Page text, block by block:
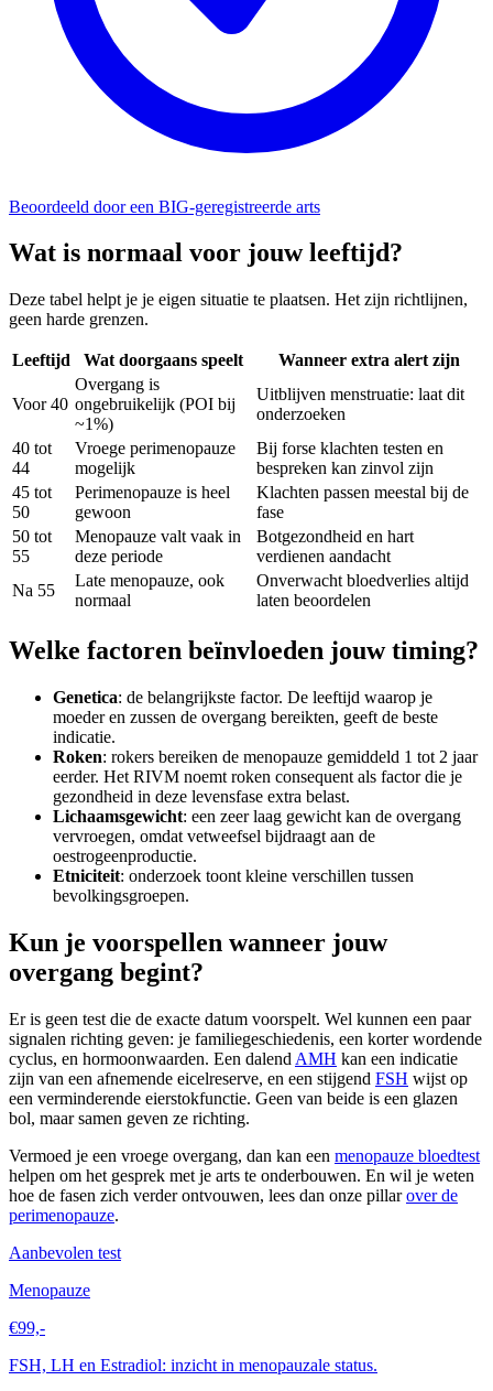
Beoordeeld door een BIG-geregistreerde arts
Wat is normaal voor jouw leeftijd?
Deze tabel helpt je je eigen situatie te plaatsen. Het zijn richtlijnen,
geen harde grenzen.
Leeftijd Wat doorgaans speelt Wanneer extra alert zijn
Voor 40
Overgang is
ongebruikelijk (POI bij
~1%)
Uitblijven menstruatie: laat dit
onderzoeken
40 tot
44
Vroege perimenopauze
mogelijk
Bij forse klachten testen en
bespreken kan zinvol zijn
45 tot
50
Perimenopauze is heel
gewoon
Klachten passen meestal bij de
fase
50 tot
55
Menopauze valt vaak in
deze periode
Botgezondheid en hart
verdienen aandacht
Na 55
Late menopauze, ook
normaal
Onverwacht bloedverlies altijd
laten beoordelen
Welke factoren beïnvloeden jouw timing?
Genetica: de belangrijkste factor. De leeftijd waarop je
moeder en zussen de overgang bereikten, geeft de beste
indicatie.
Roken: rokers bereiken de menopauze gemiddeld 1 tot 2 jaar
eerder. Het RIVM noemt roken consequent als factor die je
gezondheid in deze levensfase extra belast.
Lichaamsgewicht: een zeer laag gewicht kan de overgang
vervroegen, omdat vetweefsel bijdraagt aan de
oestrogeenproductie.
Etniciteit: onderzoek toont kleine verschillen tussen
bevolkingsgroepen.
Kun je voorspellen wanneer jouw
overgang begint?
Er is geen test die de exacte datum voorspelt. Wel kunnen een paar
signalen richting geven: je familiegeschiedenis, een korter wordende
cyclus, en hormoonwaarden. Een dalend AMH kan een indicatie
zijn van een afnemende eicelreserve, en een stijgend FSH wijst op
een verminderende eierstokfunctie. Geen van beide is een glazen
bol, maar samen geven ze richting.
Vermoed je een vroege overgang, dan kan een menopauze bloedtest
helpen om het gesprek met je arts te onderbouwen. En wil je weten
hoe de fasen zich verder ontvouwen, lees dan onze pillarover de
perimenopauze.
Aanbevolen test
Menopauze
€99,-
FSH, LH en Estradiol: inzicht in menopauzale status.